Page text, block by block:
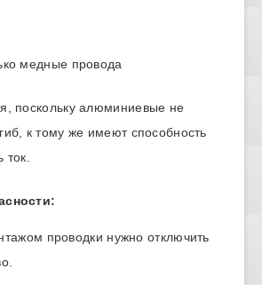
медные провода
поскольку алюминиевые не
к тому же имеют способность
проводки нужно отключить